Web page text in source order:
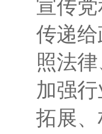
宣传
传递
照法
加强
拓展